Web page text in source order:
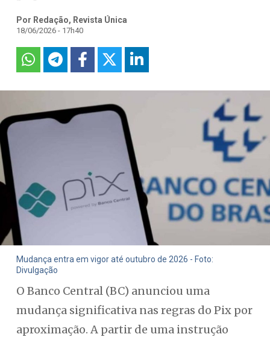
Por Redação, Revista Única
18/06/2026 - 17h40
Mudança entra em vigor até outubro de 2026 - Foto:
Divulgação
O Banco Central (BC) anunciou uma
mudança significativa nas regras do Pix por
aproximação. A partir de uma instrução